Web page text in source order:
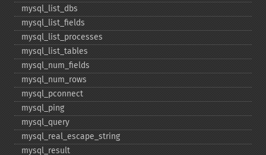
mysql_​list_​dbs
mysql_​list_​fields
mysql_​list_​processes
mysql_​list_​tables
mysql_​num_​fields
mysql_​num_​rows
mysql_​pconnect
mysql_​ping
mysql_​query
mysql_​real_​escape_​string
mysql_​result